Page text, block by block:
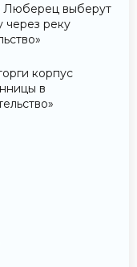
Люберец выберут
через реку
корпус
в